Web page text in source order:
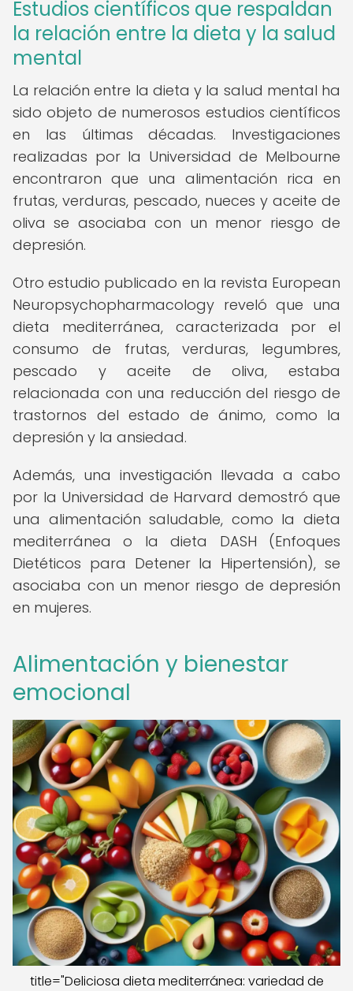
Estudios científicos que respaldan
la relación entre la dieta y la salud
mental
La relación entre la dieta y la salud mental ha
sido objeto de numerosos estudios científicos
en las últimas décadas. Investigaciones
realizadas por la Universidad de Melbourne
encontraron que una alimentación rica en
frutas, verduras, pescado, nueces y aceite de
oliva se asociaba con un menor riesgo de
depresión.
Otro estudio publicado en la revista European
Neuropsychopharmacology reveló que una
dieta mediterránea, caracterizada por el
consumo de frutas, verduras, legumbres,
pescado y aceite de oliva, estaba
relacionada con una reducción del riesgo de
trastornos del estado de ánimo, como la
depresión y la ansiedad.
Además, una investigación llevada a cabo
por la Universidad de Harvard demostró que
una alimentación saludable, como la dieta
mediterránea o la dieta DASH (Enfoques
Dietéticos para Detener la Hipertensión), se
asociaba con un menor riesgo de depresión
en mujeres.
Alimentación y bienestar
emocional
title="Deliciosa dieta mediterránea: variedad de